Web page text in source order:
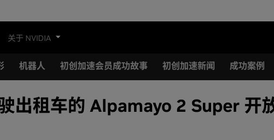
关于 NVIDIA
机器人 初创加速会员成功故事 初创加速新闻 成功案例
出租车的 Alpamayo 2 Super 开